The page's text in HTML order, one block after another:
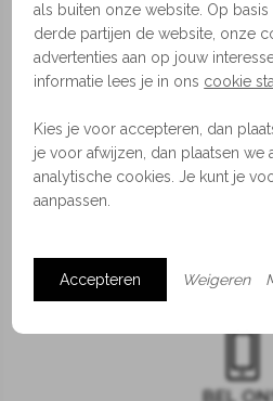
als buiten onze website. Op basis
derde partijen de website, onze
advertenties aan op jouw
informatie lees je in ons cookie
Kies je voor accepteren, dan
je voor afwijzen, dan plaatsen we
analytische cookies. Je kunt je
aanpassen.
Accepteren Weigeren